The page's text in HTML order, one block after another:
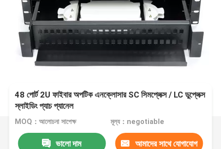
48 পোর্ট 2U ফাইবার অপটিক এনক্লোসার SC সিমপ্লেক্স / LC ডুপ্লেক্স
স্লাইডিং প্যাচ প্যানেল
MOQ：আলোচনা সাপেক্ষ মূল্য：negotiable
ভালো দাম আমাদের সাথে যোগাযোগ